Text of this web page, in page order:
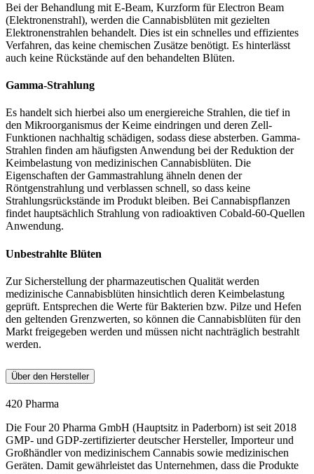
Bei der Behandlung mit E-Beam, Kurzform für Electron Beam
(Elektronenstrahl), werden die Cannabisblüten mit gezielten
Elektronenstrahlen behandelt. Dies ist ein schnelles und effizientes
Verfahren, das keine chemischen Zusätze benötigt. Es hinterlässt
auch keine Rückstände auf den behandelten Blüten.
Gamma-Strahlung
Es handelt sich hierbei also um energiereiche Strahlen, die tief in
den Mikroorganismus der Keime eindringen und deren Zell-
Funktionen nachhaltig schädigen, sodass diese absterben. Gamma-
Strahlen finden am häufigsten Anwendung bei der Reduktion der
Keimbelastung von medizinischen Cannabisblüten. Die
Eigenschaften der Gammastrahlung ähneln denen der
Röntgenstrahlung und verblassen schnell, so dass keine
Strahlungsrückstände im Produkt bleiben. Bei Cannabispflanzen
findet hauptsächlich Strahlung von radioaktiven Cobald-60-Quellen
Anwendung.
Unbestrahlte Blüten
Zur Sicherstellung der pharmazeutischen Qualität werden
medizinische Cannabisblüten hinsichtlich deren Keimbelastung
geprüft. Entsprechen die Werte für Bakterien bzw. Pilze und Hefen
den geltenden Grenzwerten, so können die Cannabisblüten für den
Markt freigegeben werden und müssen nicht nachträglich bestrahlt
werden.
Über den Hersteller
420 Pharma
Die Four 20 Pharma GmbH (Hauptsitz in Paderborn) ist seit 2018
GMP- und GDP-zertifizierter deutscher Hersteller, Importeur und
Großhändler von medizinischem Cannabis sowie medizinischen
Geräten. Damit gewährleistet das Unternehmen, dass die Produkte